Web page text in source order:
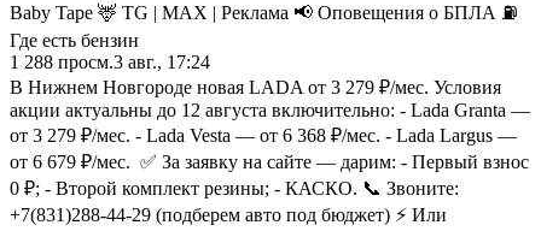
Baby Tape 🦌 TG | MAX | Реклама 📢 Оповещения о БПЛА ⛽️
Где есть бензин
1 288 просм.3 авг., 17:24
В Нижнем Новгороде новая LADA от 3 279 ₽/мес. Условия
акции актуальны до 12 августа включительно: - Lada Granta —
от 3 279 ₽/мес. - Lada Vesta — от 6 368 ₽/мес. - Lada Largus —
от 6 679 ₽/мес. ✅ За заявку на сайте — дарим: - Первый взнос
0 ₽; - Второй комплект резины; - КАСКО. 📞 Звоните:
+7(831)288-44-29 (подберем авто под бюджет) ⚡ Или